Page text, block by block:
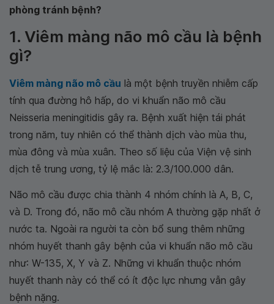
phòng tránh bệnh?
1. Viêm màng não mô cầu là bệnh
gì?
Viêm màng não mô cầu là một bệnh truyền nhiễm cấp
tính qua đường hô hấp, do vi khuẩn não mô cầu
Neisseria meningitidis gây ra. Bệnh xuất hiện tái phát
trong năm, tuy nhiên có thể thành dịch vào mùa thu,
mùa đông và mùa xuân. Theo số liệu của Viện vệ sinh
dịch tễ trung ương, tỷ lệ mắc là: 2.3/100.000 dân.
Não mô cầu được chia thành 4 nhóm chính là A, B, C,
và D. Trong đó, não mô cầu nhóm A thường gặp nhất ở
nước ta. Ngoài ra người ta còn bổ sung thêm những
nhóm huyết thanh gây bệnh của vi khuẩn não mô cầu
như: W-135, X, Y và Z. Những vi khuẩn thuộc nhóm
huyết thanh này có thể có ít độc lực nhưng vẫn gây
bệnh nặng.